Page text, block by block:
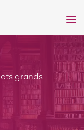
a
grands